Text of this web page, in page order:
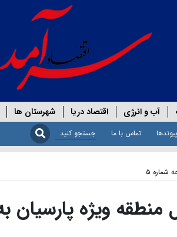
آب و انرژی اقتصاد دریا شهرستان ها
پیوندها تماس با ما
شماره ۵
منطقه ویژه